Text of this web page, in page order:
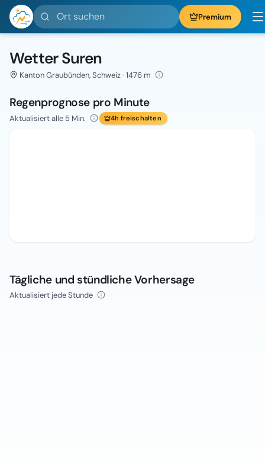
Ort suchen Premium
Wetter Suren
Kanton Graubünden, Schweiz · 1476 m
Regenprognose pro Minute
Aktualisiert alle 5 Min. 4h freischalten
Tägliche und stündliche Vorhersage
Aktualisiert jede Stunde